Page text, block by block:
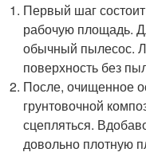
Первый шаг
рабочую площадь.
обычный пылесос.
поверхность без
После, очищенное
грунтовочной
сцепляться.
довольно плотную